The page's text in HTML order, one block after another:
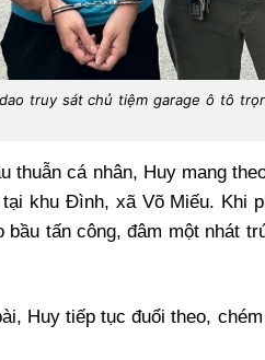
truy sát chủ tiệm garage ô tô
thuẫn cá nhân, Huy mang
khu Đình, xã Võ Miếu. Khi
tấn công, đâm một nhát
Huy tiếp tục đuổi theo,